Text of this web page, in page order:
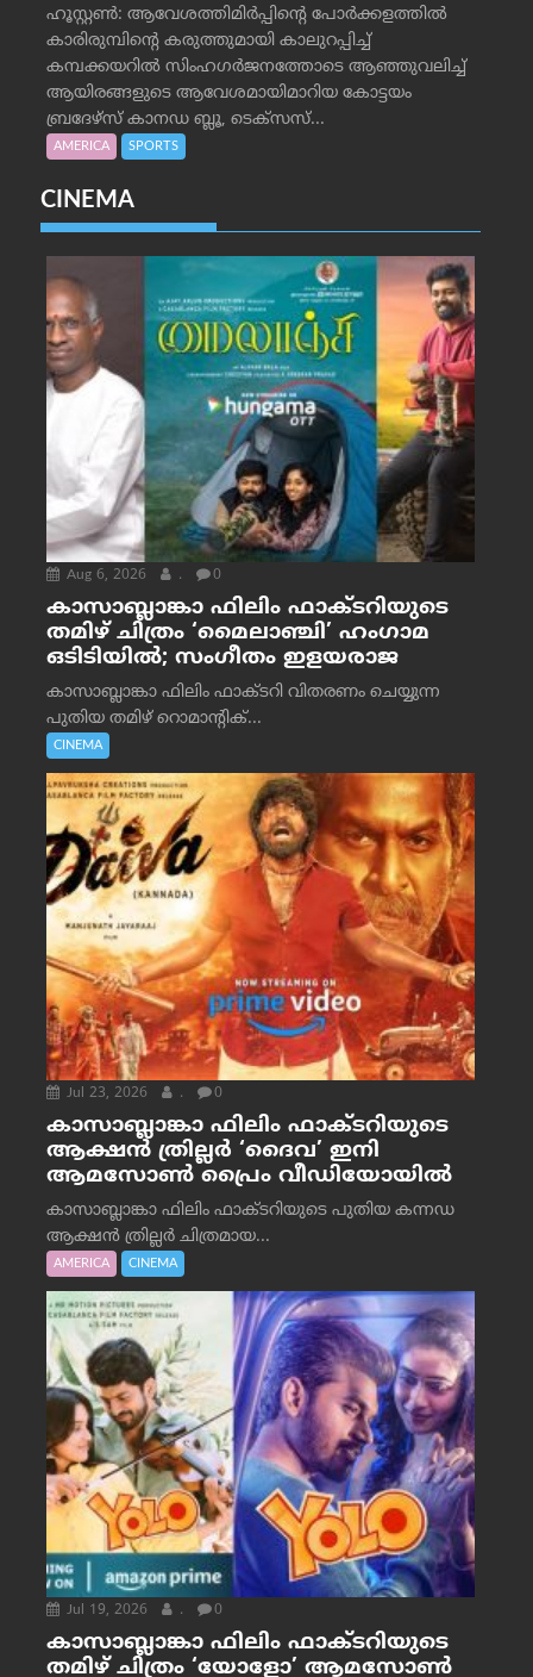
ഹൂസ്റ്റണ്‍: ആവേശത്തിമിര്‍പ്പിന്റെ പോര്‍ക്കളത്തില്‍
കാരിരുമ്പിന്റെ കരുത്തുമായി കാലുറപ്പിച്ച്
കമ്പക്കയറില്‍ സിംഹഗര്‍ജനത്തോടെ ആഞ്ഞുവലിച്ച്
ആയിരങ്ങളുടെ ആവേശമായിമാറിയ കോട്ടയം
ബ്രദേഴ്‌സ് കാനഡ ബ്ലൂ, ടെക്‌സസ്...
AMERICA SPORTS
CINEMA
Aug 6, 2026 . 0
കാസാബ്ലാങ്കാ ഫിലിം ഫാക്ടറിയുടെ
തമിഴ് ചിത്രം ‘മൈലാഞ്ചി’ ഹംഗാമ
ഒടിടിയിൽ; സംഗീതം ഇളയരാജ
കാസാബ്ലാങ്കാ ഫിലിം ഫാക്ടറി വിതരണം ചെയ്യുന്ന
പുതിയ തമിഴ് റൊമാന്റിക്...
CINEMA
Jul 23, 2026 . 0
കാസാബ്ലാങ്കാ ഫിലിം ഫാക്ടറിയുടെ
ആക്ഷൻ ത്രില്ലർ ‘ദൈവ’ ഇനി
ആമസോൺ പ്രൈം വീഡിയോയിൽ
കാസാബ്ലാങ്കാ ഫിലിം ഫാക്ടറിയുടെ പുതിയ കന്നഡ
ആക്ഷൻ ത്രില്ലർ ചിത്രമായ...
AMERICA CINEMA
Jul 19, 2026 . 0
കാസാബ്ലാങ്കാ ഫിലിം ഫാക്ടറിയുടെ
തമിഴ് ചിത്രം ‘യോളോ’ ആമസോൺ